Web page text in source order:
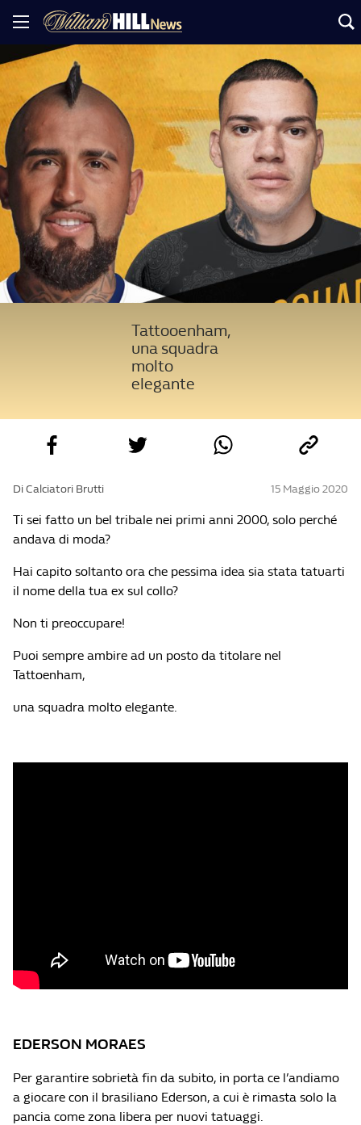
Tattooenham,
una squadra
molto
elegante
Di Calciatori Brutti 15 Maggio 2020
Ti sei fatto un bel tribale nei primi anni 2000, solo perché
andava di moda?
Hai capito soltanto ora che pessima idea sia stata tatuarti
il nome della tua ex sul collo?
Non ti preoccupare!
Puoi sempre ambire ad un posto da titolare nel
Tattoenham,
una squadra molto elegante.
EDERSON MORAES
Per garantire sobrietà fin da subito, in porta ce l’andiamo
a giocare con il brasiliano Ederson, a cui è rimasta solo la
pancia come zona libera per nuovi tatuaggi.